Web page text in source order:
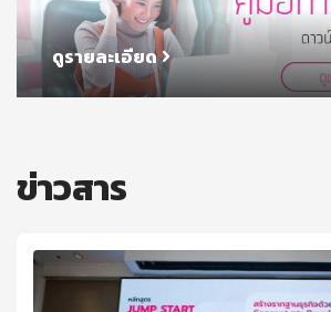
ดูรายละเอียด
ข่าวสาร